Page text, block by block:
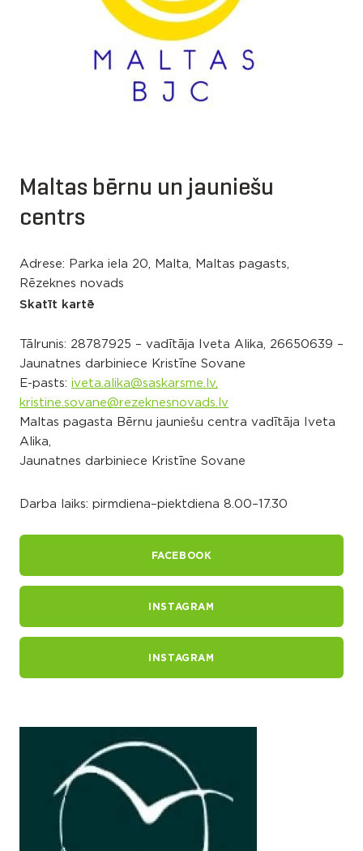
Maltas bērnu un jauniešu
centrs
Adrese: Parka iela 20, Malta, Maltas pagasts,
Rēzeknes novads
Skatīt kartē
Tālrunis: 28787925 – vadītāja Iveta Alika, 26650639 –
Jaunatnes darbiniece Kristīne Sovane
E-pasts: iveta.alika@saskarsme.lv,
kristine.sovane@rezeknesnovads.lv
Maltas pagasta Bērnu jauniešu centra vadītāja Iveta
Alika,
Jaunatnes darbiniece Kristīne Sovane
Darba laiks: pirmdiena–piektdiena 8.00–17.30
FACEBOOK
INSTAGRAM
INSTAGRAM